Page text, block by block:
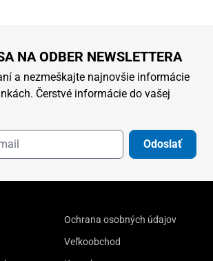
NA ODBER NEWSLETTERA
a nezmeškajte najnovšie informácie
Čerstvé informácie do vašej
Odoslať
Ochrana osobných údajov
Veľkoobchod